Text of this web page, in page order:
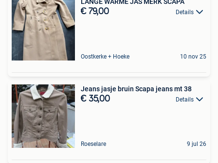
€ 79,00 Details
Oostkerke + Hoeke 10 nov 25
Jeans jasje bruin Scapa jeans mt 38
€ 35,00 Details
Roeselare 9 jul 26